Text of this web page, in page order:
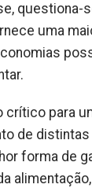
questiona-
uma
para
de
forma de